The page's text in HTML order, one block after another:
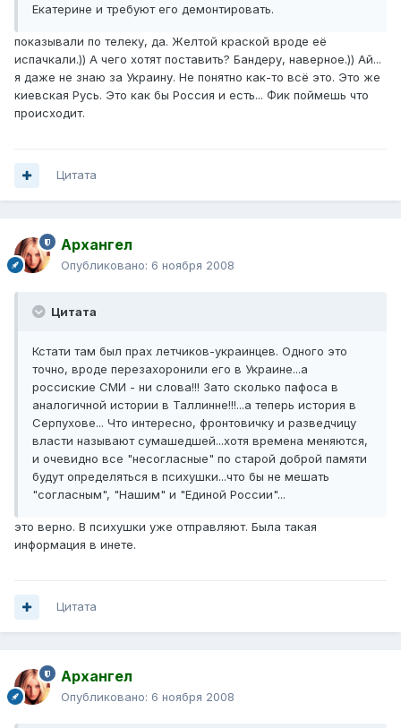
Екатерине и требуют его демонтировать.
показывали по телеку, да. Желтой краской вроде её
испачкали.)) А чего хотят поставить? Бандеру, наверное.)) Ай...
я даже не знаю за Украину. Не понятно как-то всё это. Это же
киевская Русь. Это как бы Россия и есть... Фик поймешь что
происходит.
Цитата
Архангел
Опубликовано: 6 ноября 2008
Цитата
Кстати там был прах летчиков-украинцев. Одного это
точно, вроде перезахоронили его в Украине...а
россиские СМИ - ни слова!!! Зато сколько пафоса в
аналогичной истории в Таллинне!!!...а теперь история в
Серпухове... Что интересно, фронтовичку и разведчицу
власти называют сумашедшей...хотя времена меняются,
и очевидно все "несогласные" по старой доброй памяти
будут определяться в психушки...что бы не мешать
"согласным", "Нашим" и "Единой России"...
это верно. В психушки уже отправляют. Была такая
информация в инете.
Цитата
Архангел
Опубликовано: 6 ноября 2008